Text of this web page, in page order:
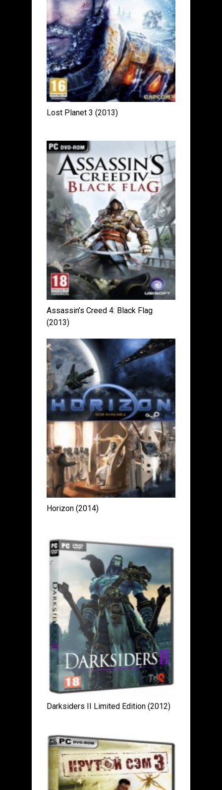
Lost Planet 3 (2013)
Assassin’s Creed 4: Black Flag
(2013)
Horizon (2014)
Darksiders II Limited Edition (2012)